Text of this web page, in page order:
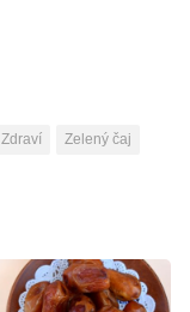
Zdraví Zelený čaj